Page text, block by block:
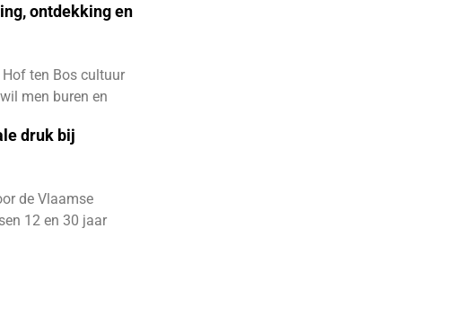
ontdekking en
ten Bos cultuur
men buren en
druk bij
de Vlaamse
12 en 30 jaar